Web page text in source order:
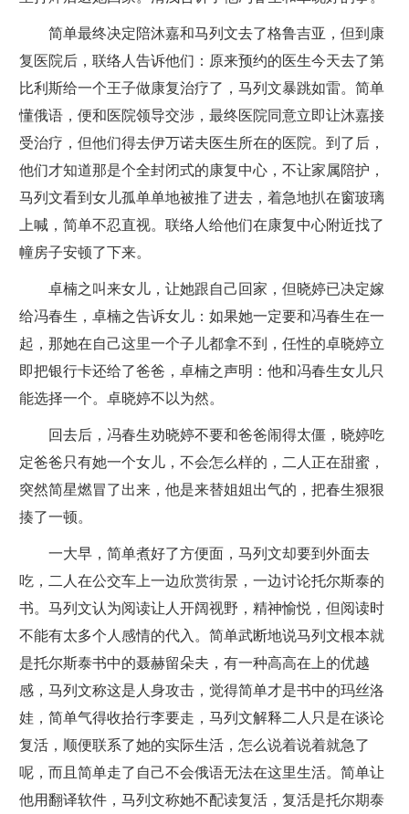
简单最终决定陪沐嘉和马列文去了格鲁吉亚，但到康
复医院后，联络人告诉他们：原来预约的医生今天去了第
比利斯给一个王子做康复治疗了，马列文暴跳如雷。简单
懂俄语，便和医院领导交涉，最终医院同意立即让沐嘉接
受治疗，但他们得去伊万诺夫医生所在的医院。到了后，
他们才知道那是个全封闭式的康复中心，不让家属陪护，
马列文看到女儿孤单单地被推了进去，着急地扒在窗玻璃
上喊，简单不忍直视。联络人给他们在康复中心附近找了
幢房子安顿了下来。
卓楠之叫来女儿，让她跟自己回家，但晓婷已决定嫁
给冯春生，卓楠之告诉女儿：如果她一定要和冯春生在一
起，那她在自己这里一个子儿都拿不到，任性的卓晓婷立
即把银行卡还给了爸爸，卓楠之声明：他和冯春生女儿只
能选择一个。卓晓婷不以为然。
回去后，冯春生劝晓婷不要和爸爸闹得太僵，晓婷吃
定爸爸只有她一个女儿，不会怎么样的，二人正在甜蜜，
突然简星燃冒了出来，他是来替姐姐出气的，把春生狠狠
揍了一顿。
一大早，简单煮好了方便面，马列文却要到外面去
吃，二人在公交车上一边欣赏街景，一边讨论托尔斯泰的
书。马列文认为阅读让人开阔视野，精神愉悦，但阅读时
不能有太多个人感情的代入。简单武断地说马列文根本就
是托尔斯泰书中的聂赫留朵夫，有一种高高在上的优越
感，马列文称这是人身攻击，觉得简单才是书中的玛丝洛
娃，简单气得收拾行李要走，马列文解释二人只是在谈论
复活，顺便联系了她的实际生活，怎么说着说着就急了
呢，而且简单走了自己不会俄语无法在这里生活。简单让
他用翻译软件，马列文称她不配读复活，复活是托尔期泰